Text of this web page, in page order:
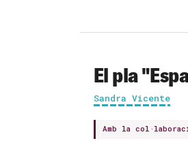
El pla
Sandra Vicente
Amb la